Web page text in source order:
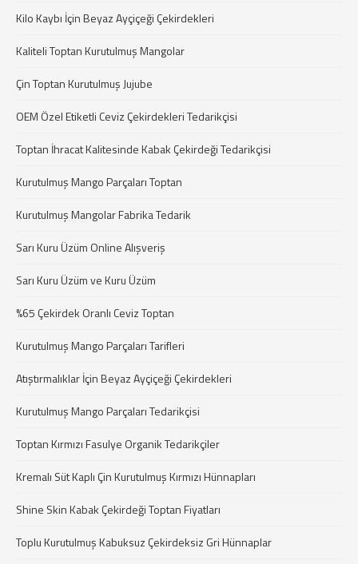
Kilo Kaybı İçin Beyaz Ayçiçeği Çekirdekleri
Kaliteli Toptan Kurutulmuş Mangolar
Çin Toptan Kurutulmuş Jujube
OEM Özel Etiketli Ceviz Çekirdekleri Tedarikçisi
Toptan İhracat Kalitesinde Kabak Çekirdeği Tedarikçisi
Kurutulmuş Mango Parçaları Toptan
Kurutulmuş Mangolar Fabrika Tedarik
Sarı Kuru Üzüm Online Alışveriş
Sarı Kuru Üzüm ve Kuru Üzüm
%65 Çekirdek Oranlı Ceviz Toptan
Kurutulmuş Mango Parçaları Tarifleri
Atıştırmalıklar İçin Beyaz Ayçiçeği Çekirdekleri
Kurutulmuş Mango Parçaları Tedarikçisi
Toptan Kırmızı Fasulye Organik Tedarikçiler
Kremalı Süt Kaplı Çin Kurutulmuş Kırmızı Hünnapları
Shine Skin Kabak Çekirdeği Toptan Fiyatları
Toplu Kurutulmuş Kabuksuz Çekirdeksiz Gri Hünnaplar